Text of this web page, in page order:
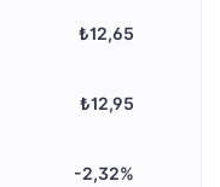
₺12,65
₺12,95
-2,32%